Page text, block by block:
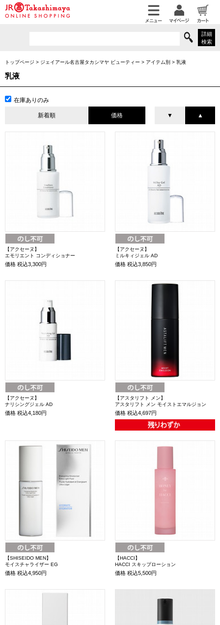
詳細
検索
トップページ > ジェイアール名古屋タカシマヤ ビューティー > アイテム別 > 乳液
乳液
在庫ありのみ
新着順 価格 ▼ ▲
【アクセーヌ】
エモリエント コンディショナー
価格 税込3,300円
【アクセーヌ】
ミルキィジェル AD
価格 税込3,850円
【アクセーヌ】
ナリシングジェル AD
価格 税込4,180円
【アスタリフト メン】
アスタリフト メン モイストエマルジョン
価格 税込4,697円
【SHISEIDO MEN】
モイスチャライザー EG
価格 税込4,950円
【HACCI】
HACCI スキップローション
価格 税込5,500円